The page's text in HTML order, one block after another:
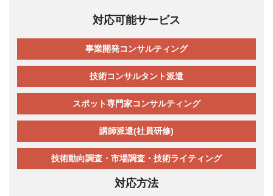
対応可能サービス
事業開発コンサルティング
技術コンサルタント派遣
スポット専門家コンサルティング
講師派遣(社員研修)
技術動向調査・市場調査・技術ライティング
対応方法